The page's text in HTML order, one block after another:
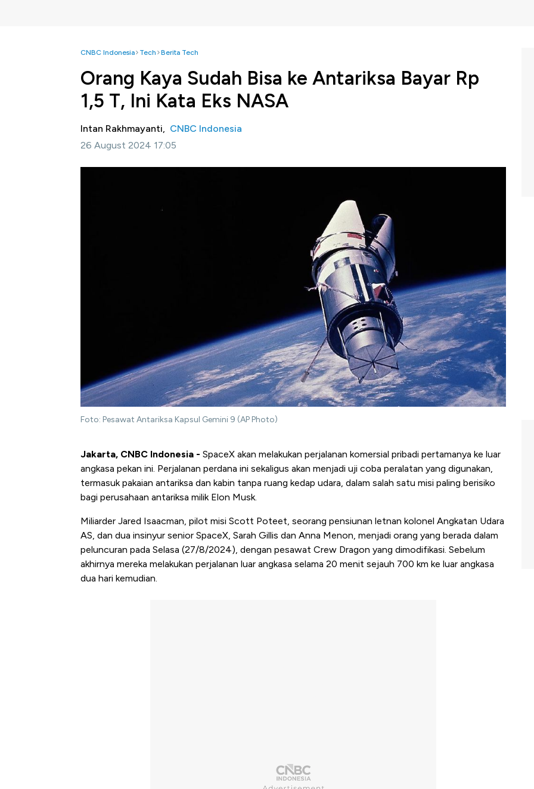
CNBC Indonesia Tech Berita Tech
Orang Kaya Sudah Bisa ke Antariksa Bayar Rp
1,5 T, Ini Kata Eks NASA
Intan Rakhmayanti, CNBC Indonesia
26 August 2024 17:05
Foto: Pesawat Antariksa Kapsul Gemini 9 (AP Photo)
Jakarta, CNBC Indonesia - SpaceX akan melakukan perjalanan komersial pribadi pertamanya ke luar
angkasa pekan ini. Perjalanan perdana ini sekaligus akan menjadi uji coba peralatan yang digunakan,
termasuk pakaian antariksa dan kabin tanpa ruang kedap udara, dalam salah satu misi paling berisiko
bagi perusahaan antariksa milik Elon Musk.
Miliarder Jared Isaacman, pilot misi Scott Poteet, seorang pensiunan letnan kolonel Angkatan Udara
AS, dan dua insinyur senior SpaceX, Sarah Gillis dan Anna Menon, menjadi orang yang berada dalam
peluncuran pada Selasa (27/8/2024), dengan pesawat Crew Dragon yang dimodifikasi. Sebelum
akhirnya mereka melakukan perjalanan luar angkasa selama 20 menit sejauh 700 km ke luar angkasa
dua hari kemudian.